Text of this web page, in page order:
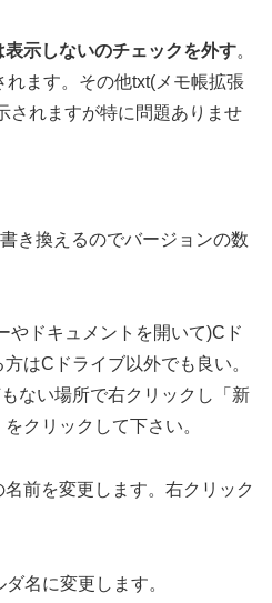
示しないのチェックを外す。
れます。その他txt(メモ帳拡張
されますが特に問題ありませ
き換えるのでバージョンの数
やドキュメントを開いて)Cド
はCドライブ以外でも良い。
ない場所で右クリックし「新
クリックして下さい。
前を変更します。右クリック
名に変更します。